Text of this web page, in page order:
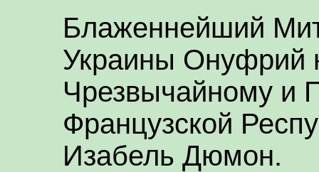
Блаженнейший
Украины Онуфрий
Чрезвычайному и
Французской
Изабель Дюмон.